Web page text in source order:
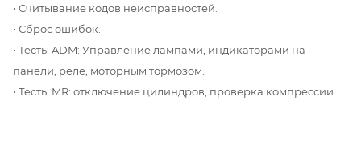
• Считывание кодов неисправностей.
• Сброс ошибок.
• Тесты ADM: Управление лампами, индикаторами на
панели, реле, моторным тормозом.
• Тесты MR: отключение цилиндров, проверка компрессии.